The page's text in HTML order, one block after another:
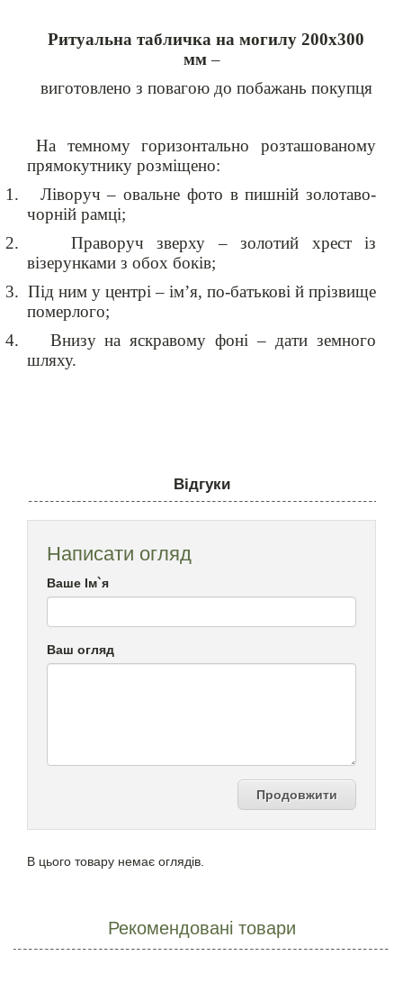
Ритуальна табличка на могилу 200х300
мм–
виготовлено з повагою до побажань покупця
На темному горизонтально розташованому
прямокутнику розміщено:
1.
Ліворуч – овальне фото в пишній золотаво-
чорній рамці;
2.
Праворуч зверху – золотий хрест із
візерунками з обох боків;
3. Під ним у центрі – ім’я, по-батькові й прізвище
померлого;
4.
Внизу на яскравому фоні – дати земного
шляху.
Відгуки
Написати огляд
Ваше Ім`я
Ваш огляд
Продовжити
В цього товару немає оглядів.
Рекомендовані товари